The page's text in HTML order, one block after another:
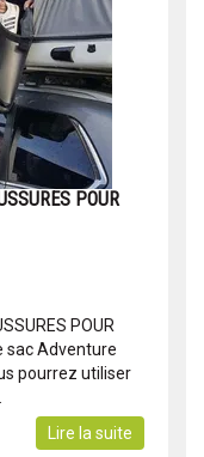
POUR
POUR
sac Adventure
pourrez utiliser
Lire la suite